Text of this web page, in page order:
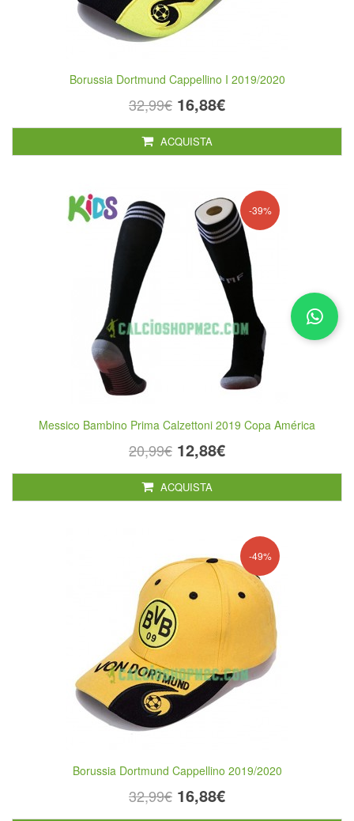
Borussia Dortmund Cappellino I 2019/2020
32,99€ 16,88€
ACQUISTA
-39%
Messico Bambino Prima Calzettoni 2019 Copa América
20,99€ 12,88€
ACQUISTA
-49%
Borussia Dortmund Cappellino 2019/2020
32,99€ 16,88€